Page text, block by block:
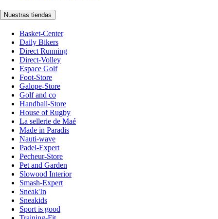
Nuestras tiendas
Basket-Center
Daily Bikers
Direct Running
Direct-Volley
Espace Golf
Foot-Store
Galope-Store
Golf and co
Handball-Store
House of Rugby
La sellerie de Maé
Made in Paradis
Nauti-wave
Padel-Expert
Pecheur-Store
Pet and Garden
Slowood Interior
Smash-Expert
Sneak'In
Sneakids
Sport is good